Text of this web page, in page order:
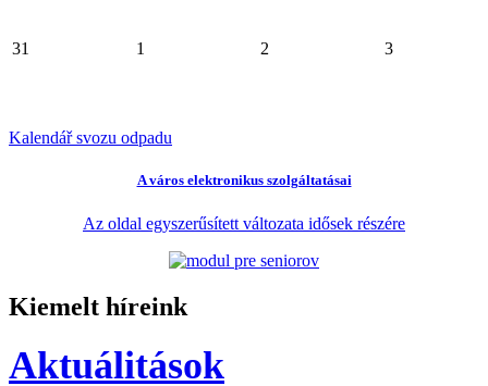
31 1 2 3
Kalendář svozu odpadu
A város elektronikus szolgáltatásai
Az oldal egyszerűsített változata idősek részére
Kiemelt híreink
Aktuálitások